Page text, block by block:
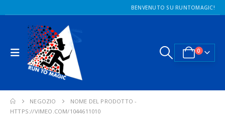
BENVENUTO SU RUNTOMAGIC!
0
NEGOZIO
NOME DEL PRODOTTO -
HTTPS://VIMEO.COM/1044611010